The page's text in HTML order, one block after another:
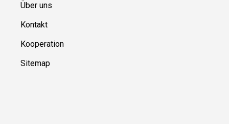
Über uns
Kontakt
Kooperation
Sitemap